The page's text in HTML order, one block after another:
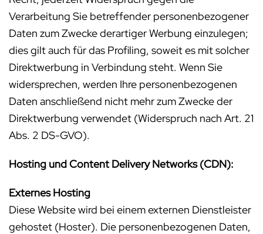
Verarbeitung Sie betreffender personenbezogener
Daten zum Zwecke derartiger Werbung einzulegen;
dies gilt auch für das Profiling, soweit es mit solcher
Direktwerbung in Verbindung steht. Wenn Sie
widersprechen, werden Ihre personenbezogenen
Daten anschließend nicht mehr zum Zwecke der
Direktwerbung verwendet (Widerspruch nach Art. 21
Abs. 2 DS-GVO).
Hosting und Content Delivery Networks (CDN):
Externes Hosting
Diese Website wird bei einem externen Dienstleister
gehostet (Hoster). Die personenbezogenen Daten,